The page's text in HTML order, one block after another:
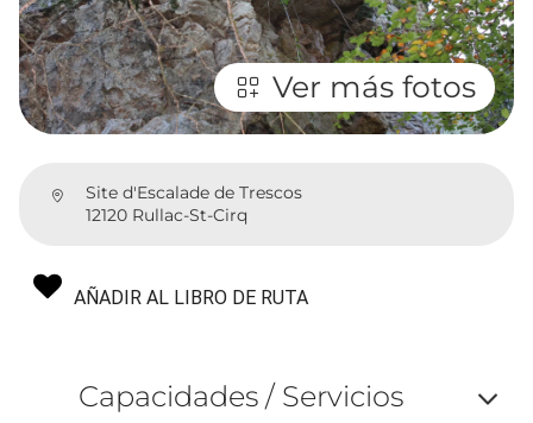
Ver más fotos
Site d'Escalade de Trescos
12120 Rullac-St-Cirq
AÑADIR AL LIBRO DE RUTA
Capacidades / Servicios